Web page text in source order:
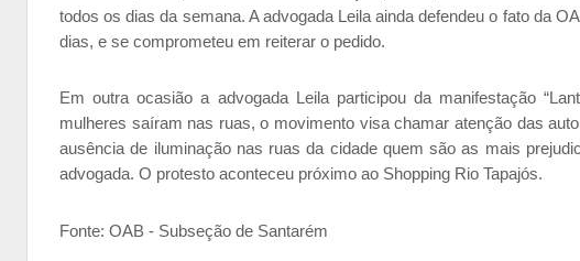
todos os dias da semana. A advogada Leila ainda defendeu o fato da
dias, e se comprometeu em reiterar o pedido.
Em outra ocasião a advogada Leila participou da manifestação
mulheres saíram nas ruas, o movimento visa chamar atenção das
ausência de iluminação nas ruas da cidade quem são as mais
advogada. O protesto aconteceu próximo ao Shopping Rio Tapajós.
Fonte: OAB - Subseção de Santarém